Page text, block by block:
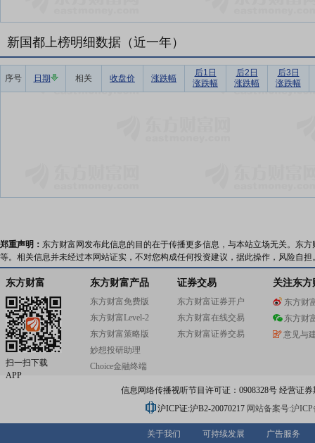
新国都上榜明细数据（近一年）
序号 日期 相关 收盘价 涨跌幅
后1日
涨跌幅
后2日
涨跌幅
后3日
涨跌幅
郑重声明： 东方财富网发布此信息的目的在于传播更多信息，与本站立场无关。东
等。相关信息并未经过本网站证实，不对您构成任何投资建议，据此操作，风险自担